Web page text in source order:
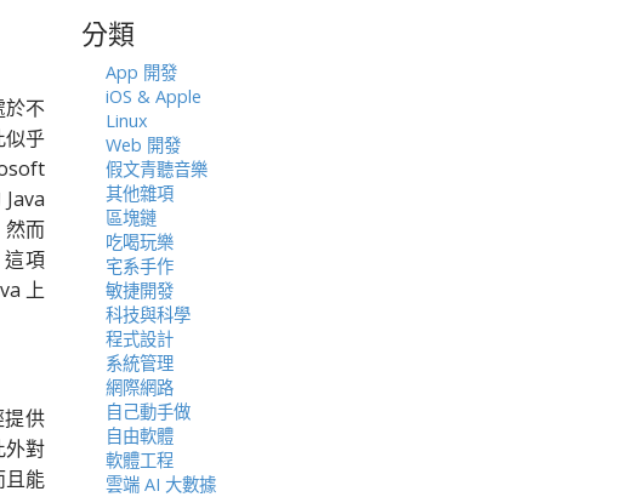
於不
似乎
然而
這項
上
供
外對
且能
字:
分類
App 開發
iOS & Apple
Linux
Web 開發
假文青聽音樂
其他雜項
區塊鏈
吃喝玩樂
宅系手作
敏捷開發
科技與科學
程式設計
系統管理
網際網路
自己動手做
自由軟體
軟體工程
雲端 AI 大數據